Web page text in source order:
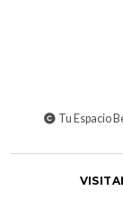
Tu Espacio